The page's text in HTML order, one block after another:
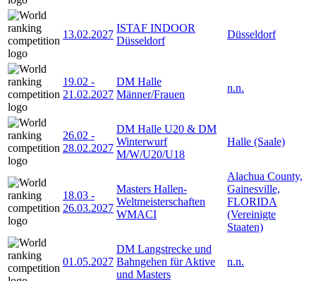
13.02.2027
ISTAF INDOOR
Düsseldorf
Düsseldorf
19.02 -
21.02.2027
DM Halle
Männer/Frauen
n.n.
26.02 -
28.02.2027
DM Halle U20 & DM
Winterwurf
M/W/U20/U18
Halle (Saale)
18.03 -
26.03.2027
Masters Hallen-
Weltmeisterschaften
WMACI
Alachua County,
Gainesville,
FLORIDA
(Vereinigte
Staaten)
01.05.2027
DM Langstrecke und
Bahngehen für Aktive
und Masters
n.n.